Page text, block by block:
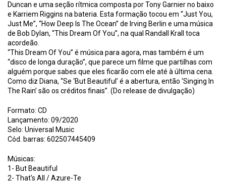
Duncan e uma seção rítmica composta por Tony Garnier no baixo
e Karriem Riggins na bateria. Esta formação tocou em “Just You,
Just Me”, “How Deep Is The Ocean” de Irving Berlin e uma música
de Bob Dylan, “This Dream Of You”, na qual Randall Krall toca
acordeão.
“This Dream Of You” é música para agora, mas também é um
“disco de longa duração”, que parece um filme que partilhas com
alguém porque sabes que eles ficarão com ele até à última cena.
Como diz Diana, “Se ‘But Beautiful’ é a abertura, então ‘Singing In
The Rain’ são os créditos finais”. (Do release de divulgação)
Formato: CD
Lançamento: 09/2020
Selo: Universal Music
Cód. barras: 602507445409
Músicas:
1- But Beautiful
2- That's All / Azure-Te